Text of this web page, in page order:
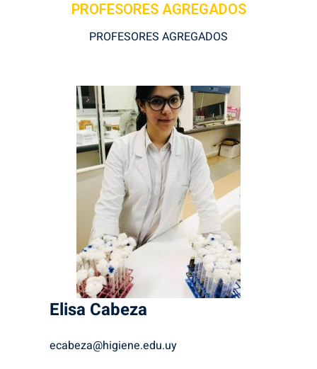
PROFESORES AGREGADOS
PROFESORES AGREGADOS
Elisa Cabeza
ecabeza@higiene.edu.uy